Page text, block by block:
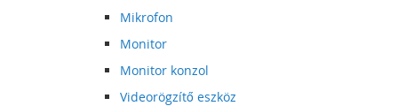
Mikrofon
Monitor
Monitor konzol
Videorögzítő eszköz